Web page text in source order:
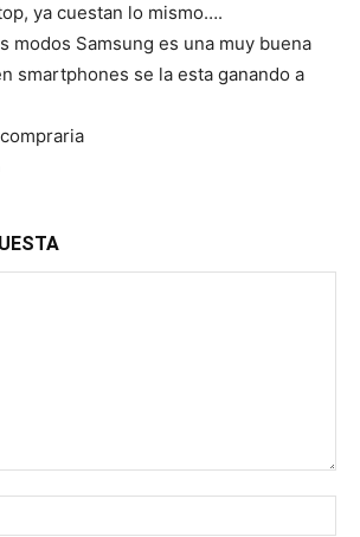
ya cuestan lo mismo….
modos Samsung es una muy buena
smartphones se la esta ganando a